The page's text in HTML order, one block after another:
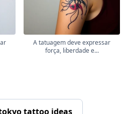
A tatuagem deve expressar
força, liberdade e...
tattoo ideas